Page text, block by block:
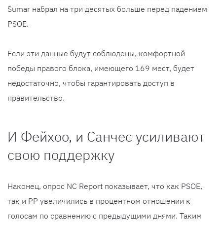
Sumar набрал на три десятых больше перед падением
PSOE.
Если эти данные будут соблюдены, комфортной
победы правого блока, имеющего 169 мест, будет
недостаточно, чтобы гарантировать доступ в
правительство.
И Фейхоо, и Санчес усиливают
свою поддержку
Наконец, опрос NC Report показывает, что как PSOE,
так и PP увеличились в процентном отношении к
голосам по сравнению с предыдущими днями. Таким